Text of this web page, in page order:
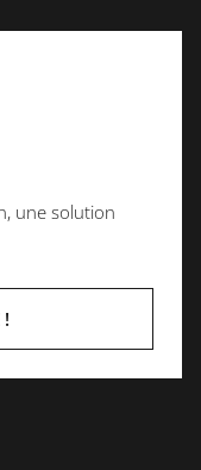
une solution
!